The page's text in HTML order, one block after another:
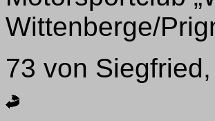
Wittenberge/
73 von